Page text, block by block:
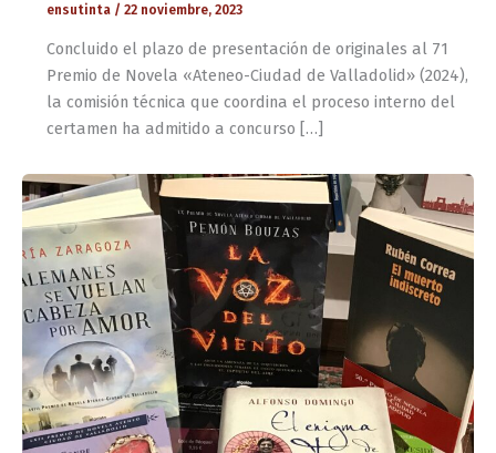
ensutinta / 22 noviembre, 2023
Concluido el plazo de presentación de originales al 71
Premio de Novela «Ateneo-Ciudad de Valladolid» (2024),
la comisión técnica que coordina el proceso interno del
certamen ha admitido a concurso […]